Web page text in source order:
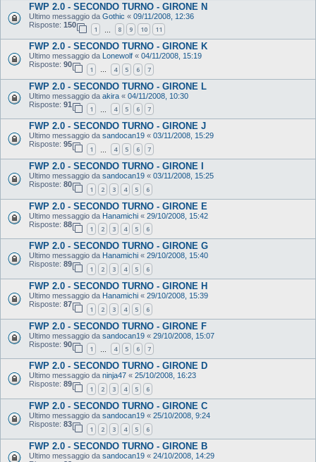
FWP 2.0 - SECONDO TURNO - GIRONE N
Ultimo messaggio da Gothic « 09/11/2008, 12:36
Risposte: 150
1 8 9 10 11
FWP 2.0 - SECONDO TURNO - GIRONE K
Ultimo messaggio da Lonewolf « 04/11/2008, 15:19
Risposte: 90
1 … 4 5 6 7
FWP 2.0 - SECONDO TURNO - GIRONE L
Ultimo messaggio da akira « 04/11/2008, 10:30
Risposte: 91
1 4 5 6 7
FWP 2.0 - SECONDO TURNO - GIRONE J
Ultimo messaggio da sandocan19 « 03/11/2008, 15:29
Risposte: 95
1 4 5 6 7
FWP 2.0 - SECONDO TURNO - GIRONE I
Ultimo messaggio da sandocan19 « 03/11/2008, 15:25
Risposte: 80
1 2 3 4 5 6
FWP 2.0 - SECONDO TURNO - GIRONE E
Ultimo messaggio da Hanamichi « 29/10/2008, 15:42
Risposte: 88
1 2 3 4 5 6
FWP 2.0 - SECONDO TURNO - GIRONE G
Ultimo messaggio da Hanamichi « 29/10/2008, 15:40
Risposte: 89
1 2 3 4 5 6
FWP 2.0 - SECONDO TURNO - GIRONE H
Ultimo messaggio da Hanamichi « 29/10/2008, 15:39
Risposte: 87
1 2 3 4 5 6
FWP 2.0 - SECONDO TURNO - GIRONE F
Ultimo messaggio da sandocan19 « 29/10/2008, 15:07
Risposte: 90
1 4 5 6 7
FWP 2.0 - SECONDO TURNO - GIRONE D
Ultimo messaggio da ninja47 « 25/10/2008, 16:23
Risposte: 89
1 2 3 4 5 6
FWP 2.0 - SECONDO TURNO - GIRONE C
Ultimo messaggio da sandocan19 « 25/10/2008, 9:24
Risposte: 83
1 2 3 4 5 6
FWP 2.0 - SECONDO TURNO - GIRONE B
Ultimo messaggio da sandocan19 « 24/10/2008, 14:29